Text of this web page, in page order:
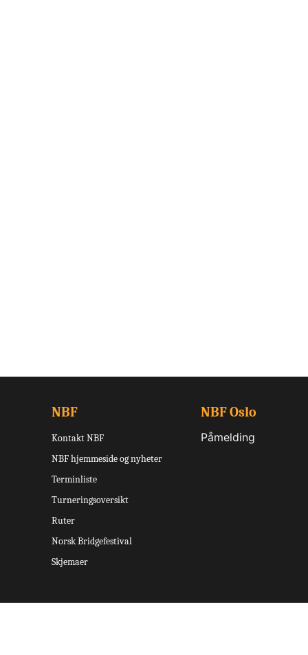
NBF
Kontakt NBF
NBF hjemmeside og nyheter
Terminliste
Turneringsoversikt
Ruter
Norsk Bridgefestival
Skjemaer
NBF Oslo
Påmelding